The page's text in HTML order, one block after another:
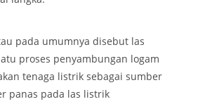
pada umumnya disebut las
proses penyambungan logam
tenaga listrik sebagai sumber
panas pada las listrik